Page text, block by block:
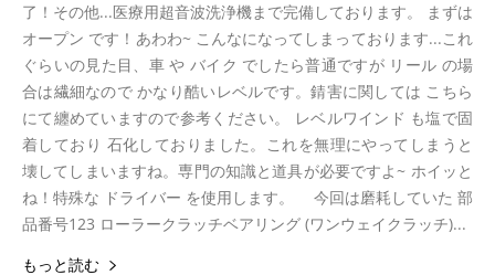
了！その他...医療用超音波洗浄機まで完備しております。 まずは
オープン です！あわわ~ こんなになってしまっております...これ
ぐらいの見た目、車 や バイク でしたら普通ですが リール の場
合は繊細なので かなり酷いレベルです。錆害に関しては こちら
にて纏めていますので参考ください。 レベルワインド も塩で固
着しており 石化しておりました。これを無理にやってしまうと
壊してしまいますね。専門の知識と道具が必要ですよ~ ホイッと
ね！特殊な ドライバー を使用します。 今回は磨耗していた 部
品番号123 ローラークラッチベアリング (ワンウェイクラッチ)...
もっと読む